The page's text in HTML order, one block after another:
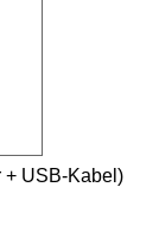
+ USB-Kabel)